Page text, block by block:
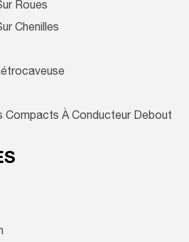
Roues
Chenilles
Compacts À Conducteur Debout